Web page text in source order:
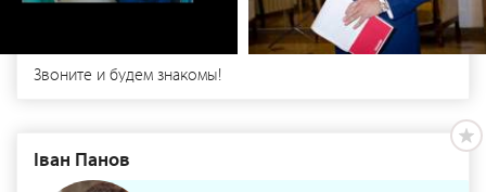
Звоните и будем знакомы!
Іван Панов